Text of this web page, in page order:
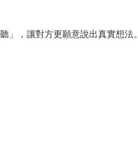
」，讓對方更願意說出真實想法。